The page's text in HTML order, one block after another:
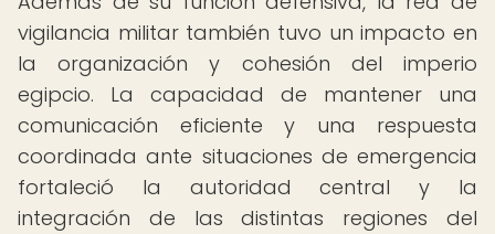
vigilancia militar también tuvo un impacto en
la organización y cohesión del imperio
egipcio. La capacidad de mantener una
comunicación eficiente y una respuesta
coordinada ante situaciones de emergencia
fortaleció la autoridad central y la
integración de las distintas regiones del